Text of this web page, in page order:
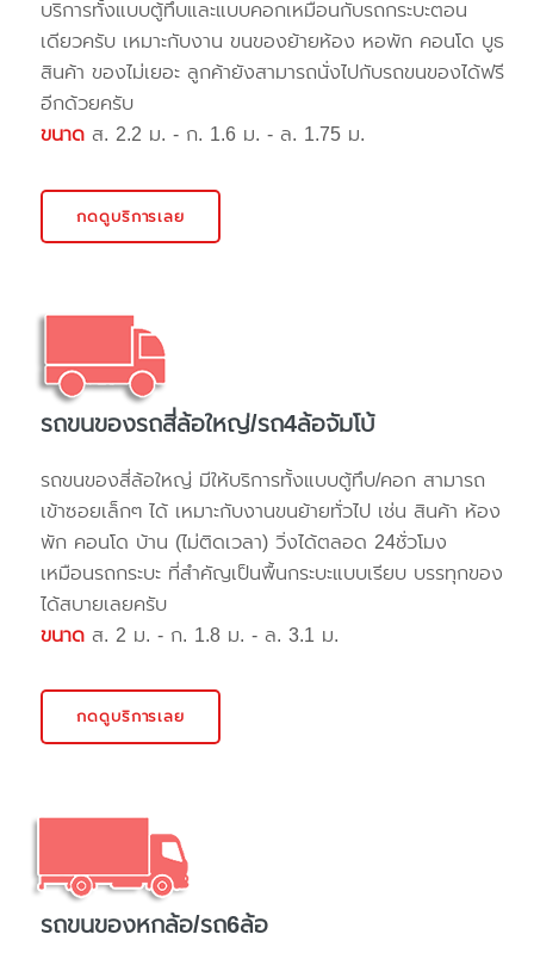
บริการทั้งแบบตู้ทึบและแบบคอกเหมือนกับรถกระบะตอน
เดียวครับ เหมาะกับงาน ขนของย้ายห้อง หอพัก คอนโด บูธ
สินค้า ของไม่เยอะ ลูกค้ายังสามารถนั่งไปกับรถขนของได้ฟรี
อีกด้วยครับ
ขนาด ส. 2.2 ม. - ก. 1.6 ม. - ล. 1.75 ม.
กดดูบริการเลย
รถขนของรถสี่ล้อใหญ่/รถ4ล้อจัมโบ้
รถขนของสี่ล้อใหญ่ มีให้บริการทั้งแบบตู้ทึบ/คอก สามารถ
เข้าซอยเล็กๆ ได้ เหมาะกับงานขนย้ายทั่วไป เช่น สินค้า ห้อง
พัก คอนโด บ้าน (ไม่ติดเวลา) วิ่งได้ตลอด 24ชั่วโมง
เหมือนรถกระบะ ที่สำคัญเป็นพื้นกระบะแบบเรียบ บรรทุกของ
ได้สบายเลยครับ
ขนาด ส. 2 ม. - ก. 1.8 ม. - ล. 3.1 ม.
กดดูบริการเลย
รถขนของหกล้อ/รถ6ล้อ